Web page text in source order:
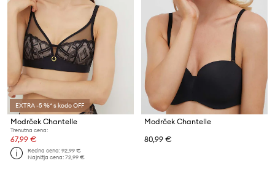
EXTRA -5 %* s kodo OFF
Modrček Chantelle
Trenutna cena:
67,99 €
Redna cena:92,99 €
Najnižja cena:72,99 €
Modrček Chantelle
80,99 €